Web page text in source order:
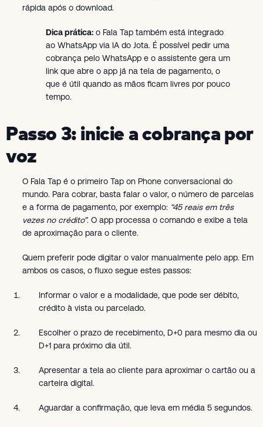
rápida após o download.
Dica prática: o Fala Tap também está integrado
ao WhatsApp via IA do Jota. É possível pedir uma
cobrança pelo WhatsApp e o assistente gera um
link que abre o app já na tela de pagamento, o
que é útil quando as mãos ficam livres por pouco
tempo.
Passo 3: inicie a cobrança por
voz
O Fala Tap é o primeiro Tap on Phone conversacional do
mundo. Para cobrar, basta falar o valor, o número de parcelas
e a forma de pagamento, por exemplo: “45 reais em três
vezes no crédito”. O app processa o comando e exibe a tela
de aproximação para o cliente.
Quem preferir pode digitar o valor manualmente pelo app. Em
ambos os casos, o fluxo segue estes passos:
Informar o valor e a modalidade, que pode ser débito,
crédito à vista ou parcelado.
Escolher o prazo de recebimento, D+0 para mesmo dia ou
D+1 para próximo dia útil.
Apresentar a tela ao cliente para aproximar o cartão ou a
carteira digital.
Aguardar a confirmação, que leva em média 5 segundos.